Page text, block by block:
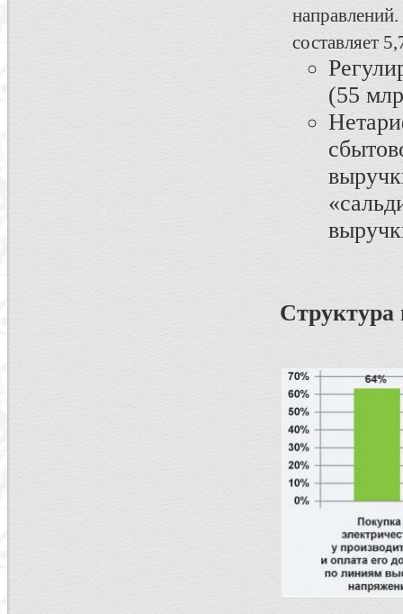
составляет
(55
Структура